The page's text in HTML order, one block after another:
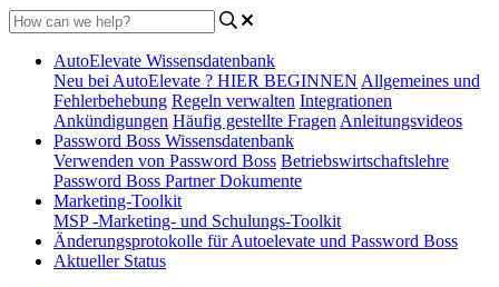
AutoElevate Wissensdatenbank
Neu bei AutoElevate ? HIER BEGINNEN Allgemeines und
Fehlerbehebung Regeln verwalten Integrationen
Ankündigungen Häufig gestellte Fragen Anleitungsvideos
Password Boss Wissensdatenbank
Verwenden von Password Boss Betriebswirtschaftslehre
Password Boss Partner Dokumente
Marketing-Toolkit
MSP -Marketing- und Schulungs-Toolkit
Änderungsprotokolle für Autoelevate und Password Boss
Aktueller Status